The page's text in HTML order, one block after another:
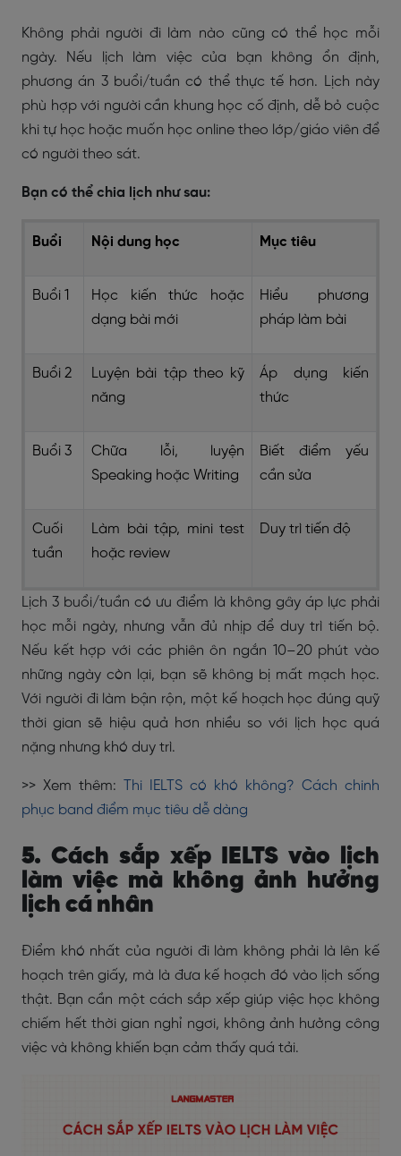
Không phải người đi làm nào cũng có thể học mỗi
ngày. Nếu lịch làm việc của bạn không ổn định,
phương án 3 buổi/tuần có thể thực tế hơn. Lịch này
phù hợp với người cần khung học cố định, dễ bỏ cuộc
khi tự học hoặc muốn học online theo lớp/giáo viên để
có người theo sát.
Bạn có thể chia lịch như sau:
Buổi Nội dung học Mục tiêu
Buổi 1
Học kiến thức hoặc
dạng bài mới
Hiểu phương
pháp làm bài
Buổi 2
Luyện bài tập theo kỹ
năng
Áp dụng kiến
thức
Buổi 3
Chữa lỗi, luyện
Speaking hoặc Writing
Biết điểm yếu
cần sửa
Cuối
tuần
Làm bài tập, mini test
hoặc review
Duy trì tiến độ
Lịch 3 buổi/tuần có ưu điểm là không gây áp lực phải
học mỗi ngày, nhưng vẫn đủ nhịp để duy trì tiến bộ.
Nếu kết hợp với các phiên ôn ngắn 10–20 phút vào
những ngày còn lại, bạn sẽ không bị mất mạch học.
Với người đi làm bận rộn, một kế hoạch học đúng quỹ
thời gian sẽ hiệu quả hơn nhiều so với lịch học quá
nặng nhưng khó duy trì.
>> Xem thêm:
Thi IELTS có khó không? Cách chinh
phục band điểm mục tiêu dễ dàng
5. Cách sắp xếp IELTS vào lịch
làm việc mà không ảnh hưởng
lịch cá nhân
Điểm khó nhất của người đi làm không phải là lên kế
hoạch trên giấy, mà là đưa kế hoạch đó vào lịch sống
thật. Bạn cần một cách sắp xếp giúp việc học không
chiếm hết thời gian nghỉ ngơi, không ảnh hưởng công
việc và không khiến bạn cảm thấy quá tải.